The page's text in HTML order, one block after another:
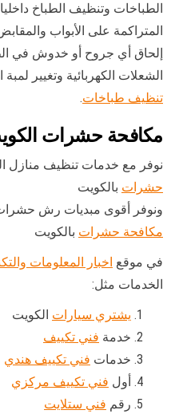
الطباخات وتنظيف الطباخ
المتراكمة على الأبواب
إلحاق أي جروح أو خدوش في
الشعلات الكهربائية وتغيير
تنظيف طباخات.
مكافحة حشرات
نوفر مع خدمات تنظيف منازل
حشرات بالكويت
ونوفر أقوى مبديات رش
مكافحة حشرات بالكويت
في موقع اخبار المعلومات
الخدمات مثل:
يشتري سيارات الكويت
خدمة فني تكييف
خدمات فني تكييف هندي
أول فني تكييف مركزي
رقم فني ستلايت